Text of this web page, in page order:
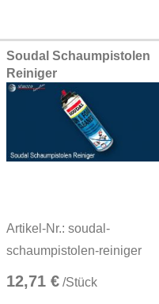
Soudal Schaumpistolen
Reiniger
Artikel-Nr.: soudal-
schaumpistolen-reiniger
12,71 € /Stück